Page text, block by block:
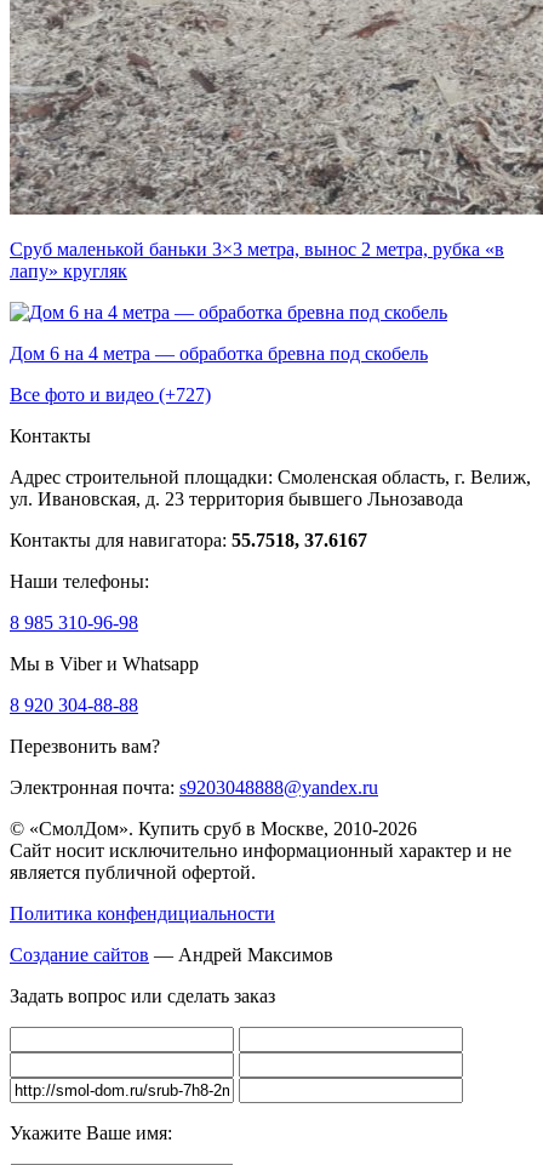
Сруб маленькой баньки 3×3 метра, вынос 2 метра, рубка «в
лапу» кругляк
Дом 6 на 4 метра — обработка бревна под скобель
Все фото и видео (+727)
Контакты
Адрес строительной площадки: Смоленская область, г. Велиж,
ул. Ивановская, д. 23 территория бывшего Льнозавода
Контакты для навигатора: 55.7518, 37.6167
Наши телефоны:
8 985 310-96-98
Мы в Viber и Whatsapp
8 920 304-88-88
Перезвонить вам?
Электронная почта: s9203048888@yandex.ru
© «СмолДом». Купить сруб в Москве, 2010-2026
Сайт носит исключительно информационный характер и не
является публичной офертой.
Политика конфендициальности
Создание сайтов — Андрей Максимов
Задать вопрос или сделать заказ
Укажите Ваше имя: